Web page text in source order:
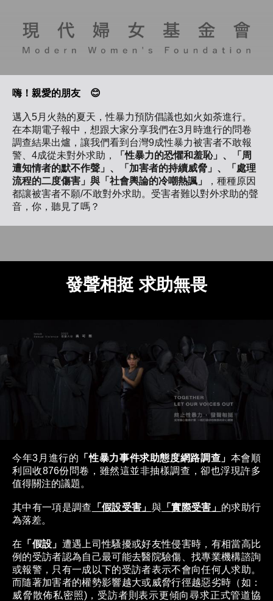
嗨！親愛的朋友 😊
邁入5月火熱的夏天，性暴力預防倡議也如火如荼進行。
在本期電子報中，想跟大家分享我們在3月時進行的問卷
調查結果出爐，讓我們看到台灣9成性暴力被害者不敢報
警、4成從未對外求助，
「性暴力的恐懼和羞恥」、「周
遭知情者的默不作聲」、「加害者的持續威脅」、「處理
流程的二度傷害」與「社會輿論的冷嘲熱諷」
，種種原因
都讓被害者不願/不敢對外求助。受害者難以對外求助的聲
音，你，聽見了嗎？
發聲相挺 求助無畏
今年3月進行的 「性暴力事件求助態度網路調查」 本會順
利回收876份問卷，雖然這並非抽樣調查，卻也浮現許多
值得關注的議題。
其中有一項是調查 「假設受害」 與 「實際受害」 的求助行
為落差。
在 「假設」 遭遇上司性騷擾或好友性侵害時，有相當高比
例的受訪者認為自己最可能去醫院驗傷、找專業機構諮詢
或報警，只有一成以下的受訪者表示不會向任何人求助。
而隨著加害者的權勢影響越大或威脅行徑越惡劣時（如：
威脅散佈私密照)，受訪者則表示更傾向尋求正式管道協